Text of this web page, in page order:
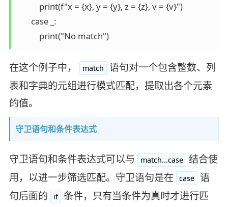
           print(f"x = {x}, y = {y}, z = {z}, v = {v}")
       case _:
           print("No match")
在这个例子中， match
语句对一个包含整数、列
表和字典的元组进行模式匹配，提取出各个元素
的值。
守卫语句和条件表达式
守卫语句和条件表达式可以与 match...case 结合使
用，以进一步筛选匹配。守卫语句是在
case 语
句后面的
if 条件，只有当条件为真时才进行匹